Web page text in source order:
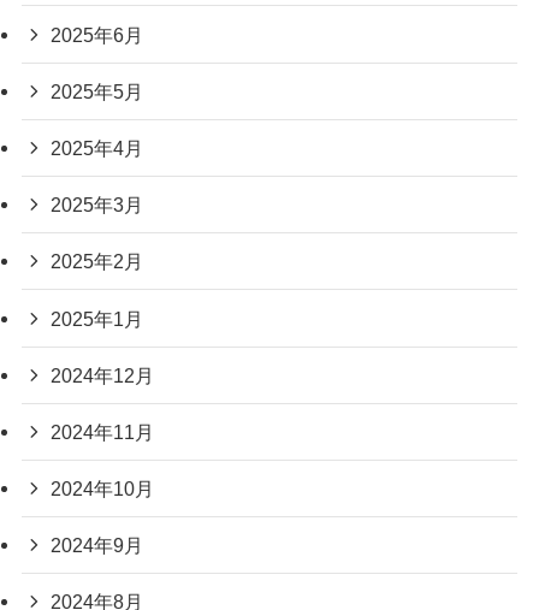
2025年6月
2025年5月
2025年4月
2025年3月
2025年2月
2025年1月
2024年12月
2024年11月
2024年10月
2024年9月
2024年8月